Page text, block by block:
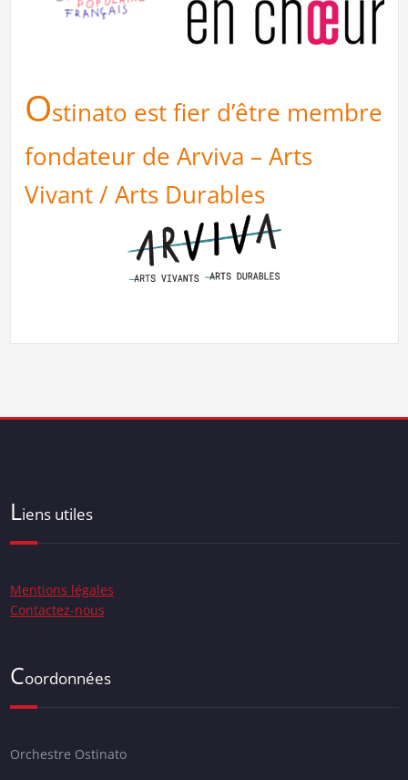
Ostinato est fier d’être membre
fondateur de Arviva – Arts
Vivant / Arts Durables
Liens utiles
Mentions légales
Contactez-nous
Coordonnées
Orchestre Ostinato